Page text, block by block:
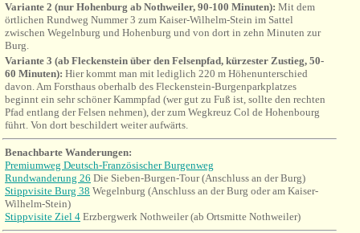
Variante 2 (nur Hohenburg ab Nothweiler, 90-100 Minuten): Mit dem
örtlichen Rundweg Nummer 3 zum Kaiser-Wilhelm-Stein im Sattel
zwischen Wegelnburg und Hohenburg und von dort in zehn Minuten zur
Burg.
Variante 3 (ab Fleckenstein über den Felsenpfad, kürzester Zustieg, 50-
60 Minuten): Hier kommt man mit lediglich 220 m Höhenunterschied
davon. Am Forsthaus oberhalb des Fleckenstein-Burgenparkplatzes
beginnt ein sehr schöner Kammpfad (wer gut zu Fuß ist, sollte den rechten
Pfad entlang der Felsen nehmen), der zum Wegkreuz Col de Hohenbourg
führt. Von dort beschildert weiter aufwärts.
Benachbarte Wanderungen:
Premiumweg Deutsch-Französischer Burgenweg
Rundwanderung 26 Die Sieben-Burgen-Tour (Anschluss an der Burg)
Stippvisite Burg 38 Wegelnburg (Anschluss an der Burg oder am Kaiser-
Wilhelm-Stein)
Stippvisite Ziel 4 Erzbergwerk Nothweiler (ab Ortsmitte Nothweiler)